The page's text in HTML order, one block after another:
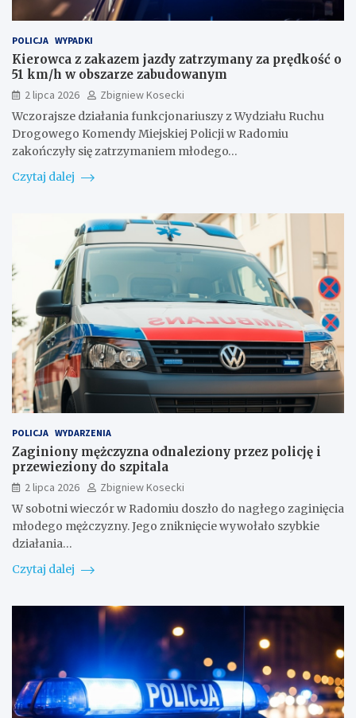
POLICJA WYPADKI
Kierowca z zakazem jazdy zatrzymany za prędkość o
51 km/h w obszarze zabudowanym
2 lipca 2026
Zbigniew Kosecki
Wczorajsze działania funkcjonariuszy z Wydziału Ruchu
Drogowego Komendy Miejskiej Policji w Radomiu
zakończyły się zatrzymaniem młodego…
Czytaj dalej
POLICJA WYDARZENIA
Zaginiony mężczyzna odnaleziony przez policję i
przewieziony do szpitala
2 lipca 2026
Zbigniew Kosecki
W sobotni wieczór w Radomiu doszło do nagłego zaginięcia
młodego mężczyzny. Jego zniknięcie wywołało szybkie
działania…
Czytaj dalej